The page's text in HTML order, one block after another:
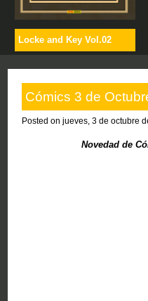
Locke and Key Vol.02
Cómics 3 de
Posted on jueves, 3 de octubre
Novedad de